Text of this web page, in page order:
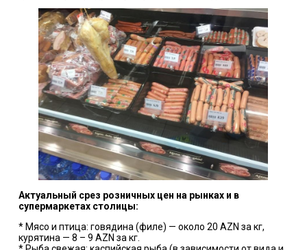
Актуальный срез розничных цен на рынках и в
супермаркетах столицы:
* Мясо и птица: говядина (филе) — около 20 AZN за кг,
курятина — 8 – 9 AZN за кг.